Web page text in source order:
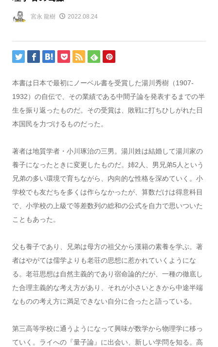
宮永 龍樹 2022.08.24
本書は日本で最初にノーベル書を受賞した湯川秀樹（1907-
1932）の自伝で、その業績である中間子論を発表するまでの半
生を振り返ったものだ。その受賞は、敗戦に打ちひしがれた日
本国民を力づけるものだった。
著者は地質学者・小川琢治の三男。湯川姓は結婚して湯川家の
養子になったときに変更したものだ。姉2人、男兄弟5人という
兄弟の多い環境で育ちながら、内向的な性格を深めていく。小
学校でも友だちを多くは作らなかったが、算数だけは得意科目
で、小学校の上級で等差数列の総和の公式を自力で思いついた
こともあった。
父も養子であり、兄弟は母方の祖父から漢籍の素養を学ぶ。著
者はやがては儒学よりも老荘の思想に惹かれていくようにな
る。老荘思想は自然主義的であり宿命論的だが、一種の徹底し
た合理主義的な考え方があり、それが小さいときから中途半端
なものの考え方に満足できない自分に合ったと語っている。
第三高等学校に通うようになって興味が数学から物理学に移っ
ていく。ライへの『量子論』に出会い、新しい学問を知る。高